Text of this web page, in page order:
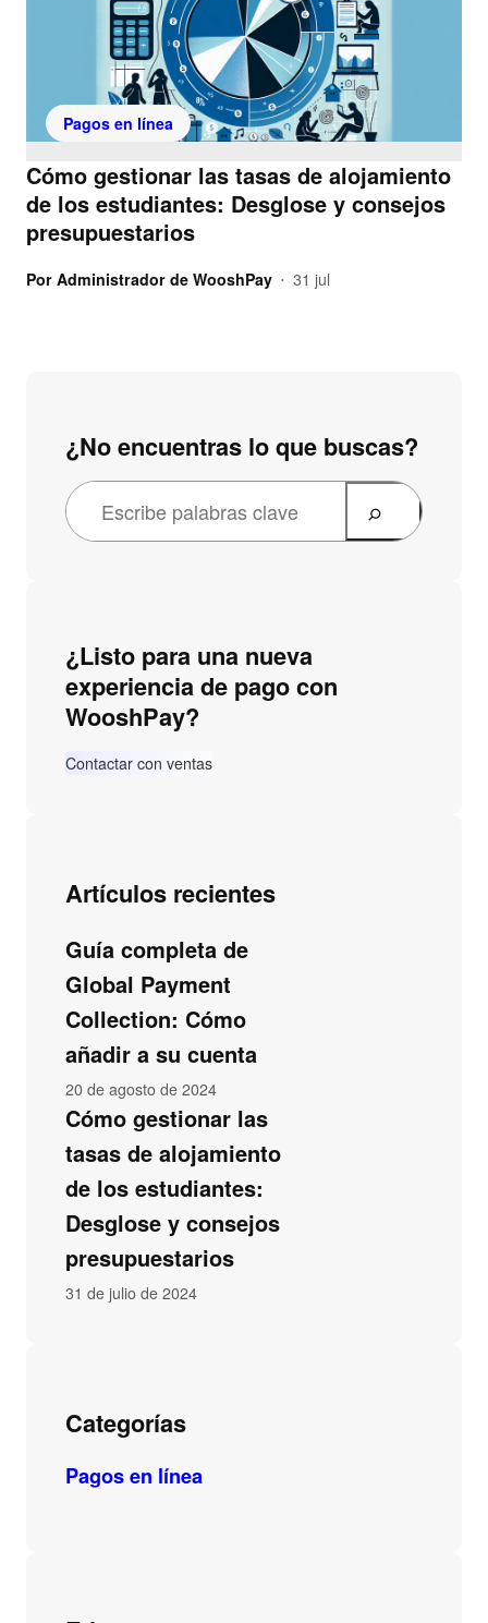
Pagos en línea
Cómo gestionar las tasas de alojamiento
de los estudiantes: Desglose y consejos
presupuestarios
Por Administrador de WooshPay • 31 jul
¿No encuentras lo que buscas?
¿Listo para una nueva
experiencia de pago con
WooshPay?
Contactar con ventas
Artículos recientes
Guía completa de
Global Payment
Collection: Cómo
añadir a su cuenta
20 de agosto de 2024
Cómo gestionar las
tasas de alojamiento
de los estudiantes:
Desglose y consejos
presupuestarios
31 de julio de 2024
Categorías
Pagos en línea